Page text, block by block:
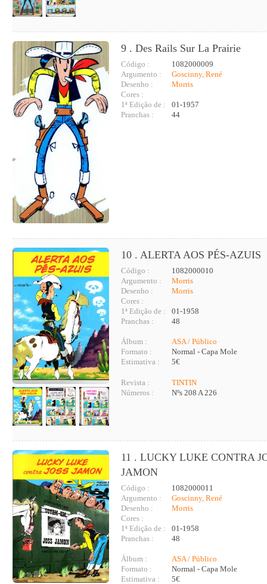
9 . Des Rails Sur La Prairie
Código :
1082000009
Argumento :
Goscinny, René
Desenho :
Morris
Cores :
1ª Edição de :
01-1957
Pranchas :
44
10 . ALERTA AOS PÉS-AZUIS
Código :
1082000010
Argumento :
Morris
Desenho :
Morris
Cores :
1ª Edição de :
01-1958
Pranchas :
48
Álbum :
ASA / Público
Formato :
Normal - Capa Mole
Estimativa :
5€
Revista :
TINTIN
Números :
Nºs 208 A 226
11 . LUCKY LUKE CONTRA
JAMON
Código :
1082000011
Argumento :
Goscinny, René
Desenho :
Morris
Cores :
1ª Edição de :
01-1958
Pranchas :
48
Álbum :
ASA / Público
Formato :
Normal - Capa Mole
Estimativa :
5€